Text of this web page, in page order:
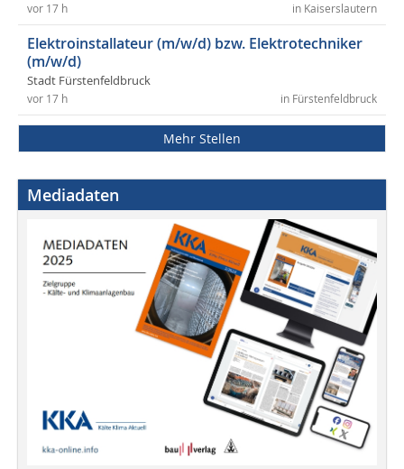
in Kaiserslautern
vor 17 h
Elektroinstallateur (m/w/d) bzw. Elektrotechniker
(m/w/d)
Stadt Fürstenfeldbruck
in Fürstenfeldbruck
vor 17 h
Mehr Stellen
Mediadaten